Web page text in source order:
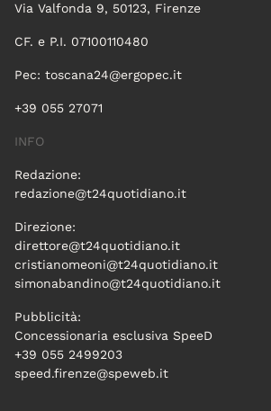
Via Valfonda 9, 50123, Firenze
CF. e P.I. 07100110480
Pec: toscana24@ergopec.it
+39 055 27071
INFO
Redazione:
redazione@t24quotidiano.it
Direzione:
direttore@t24quotidiano.it
cristianomeoni@t24quotidiano.it
simonabandino@t24quotidiano.it
Pubblicità:
Concessionaria esclusiva SpeeD
+39 055 2499203
speed.firenze@speweb.it